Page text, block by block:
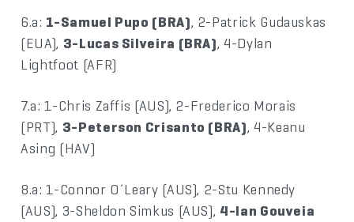
6.a: 1-Samuel Pupo (BRA), 2-Patrick Gudauskas
(EUA), 3-Lucas Silveira (BRA), 4-Dylan
Lightfoot (AFR)
7.a: 1-Chris Zaffis (AUS), 2-Frederico Morais
(PRT), 3-Peterson Crisanto (BRA), 4-Keanu
Asing (HAV)
8.a: 1-Connor O´Leary (AUS), 2-Stu Kennedy
(AUS), 3-Sheldon Simkus (AUS), 4-Ian Gouveia